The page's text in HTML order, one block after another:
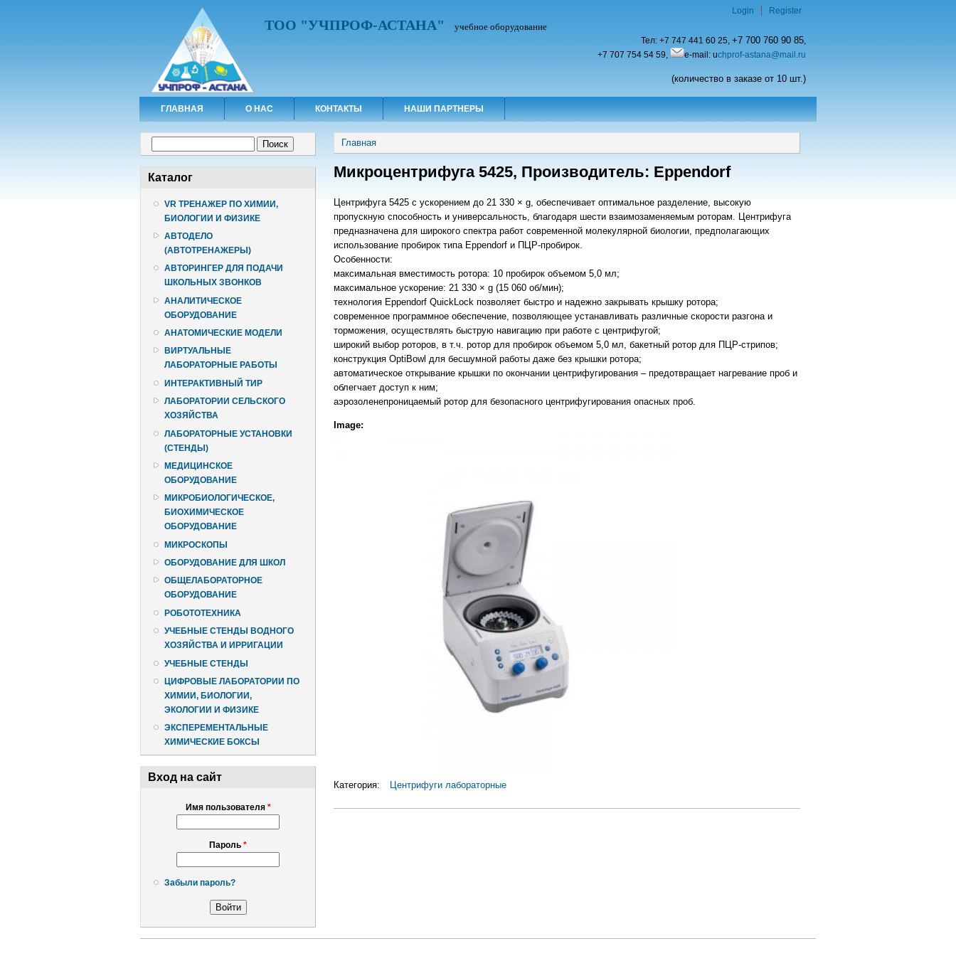
ТОО "УЧПРОФ-АСТАНА" учебное оборудование
Тел: +7 747 441 60 25, +7 700 760 90 85,
+7 707 754 54 59,
e-mail: uchprof-astana@mail.ru
(количество в заказе от 10 шт.)
Login Register
ГЛАВНАЯ О НАС КОНТАКТЫ НАШИ ПАРТНЕРЫ
Каталог
VR ТРЕНАЖЕР ПО ХИМИИ,
БИОЛОГИИ И ФИЗИКЕ
АВТОДЕЛО
(АВТОТРЕНАЖЕРЫ)
АВТОРИНГЕР ДЛЯ ПОДАЧИ
ШКОЛЬНЫХ ЗВОНКОВ
АНАЛИТИЧЕСКОЕ
ОБОРУДОВАНИЕ
АНАТОМИЧЕСКИЕ МОДЕЛИ
ВИРТУАЛЬНЫЕ
ЛАБОРАТОРНЫЕ РАБОТЫ
ИНТЕРАКТИВНЫЙ ТИР
ЛАБОРАТОРИИ СЕЛЬСКОГО
ХОЗЯЙСТВА
ЛАБОРАТОРНЫЕ УСТАНОВКИ
(СТЕНДЫ)
МЕДИЦИНСКОЕ
ОБОРУДОВАНИЕ
МИКРОБИОЛОГИЧЕСКОЕ,
БИОХИМИЧЕСКОЕ
ОБОРУДОВАНИЕ
МИКРОСКОПЫ
ОБОРУДОВАНИЕ ДЛЯ ШКОЛ
ОБЩЕЛАБОРАТОРНОЕ
ОБОРУДОВАНИЕ
РОБОТОТЕХНИКА
УЧЕБНЫЕ СТЕНДЫ ВОДНОГО
ХОЗЯЙСТВА И ИРРИГАЦИИ
УЧЕБНЫЕ СТЕНДЫ
ЦИФРОВЫЕ ЛАБОРАТОРИИ ПО
ХИМИИ, БИОЛОГИИ,
ЭКОЛОГИИ И ФИЗИКЕ
ЭКСПЕРЕМЕНТАЛЬНЫЕ
ХИМИЧЕСКИЕ БОКСЫ
Вход на сайт
Имя пользователя *
Пароль *
Забыли пароль?
Вы здесь
Главная
Микроцентрифуга 5425, Производитель: Eppendorf
Центрифуга 5425 с ускорением до 21 330 × g, обеспечивает оптимальное разделение, высокую
пропускную способность и универсальность, благодаря шести взаимозаменяемым роторам. Центрифуга
предназначена для широкого спектра работ современной молекулярной биологии, предполагающих
использование пробирок типа Eppendorf и ПЦР-пробирок.
Особенности:
максимальная вместимость ротора: 10 пробирок объемом 5,0 мл;
максимальное ускорение: 21 330 × g (15 060 об/мин);
технология Eppendorf QuickLock позволяет быстро и надежно закрывать крышку ротора;
современное программное обеспечение, позволяющее устанавливать различные скорости разгона и
торможения, осуществлять быструю навигацию при работе с центрифугой;
широкий выбор роторов, в т.ч. ротор для пробирок объемом 5,0 мл, бакетный ротор для ПЦР-стрипов;
конструкция OptiBowl для бесшумной работы даже без крышки ротора;
автоматическое открывание крышки по окончании центрифугирования – предотвращает нагревание проб и
облегчает доступ к ним;
аэрозоленепроницаемый ротор для безопасного центрифугирования опасных проб.
Image:
Категория: Центрифуги лабораторные